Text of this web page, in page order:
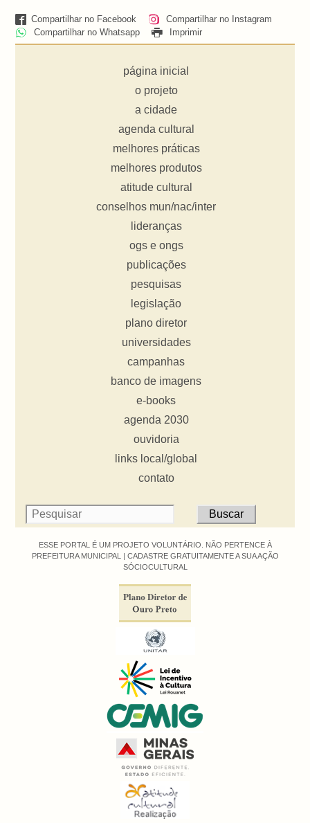
Compartilhar no Facebook
Compartilhar no Instagram
Compartilhar no Whatsapp
Imprimir
página inicial
o projeto
a cidade
agenda cultural
melhores práticas
melhores produtos
atitude cultural
conselhos mun/nac/inter
lideranças
ogs e ongs
publicações
pesquisas
legislação
plano diretor
universidades
campanhas
banco de imagens
e-books
agenda 2030
ouvidoria
links local/global
contato
ESSE PORTAL É UM PROJETO VOLUNTÁRIO. NÃO PERTENCE À
PREFEITURA MUNICIPAL | CADASTRE GRATUITAMENTE A SUA AÇÃO
SÓCIOCULTURAL